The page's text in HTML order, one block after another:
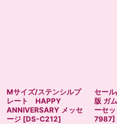
Mサイズ/ステンシルプ
レート HAPPY
ANNIVERSARY メッセ
ージ [DS-C212]
セー
版 ガ
ーセ
7987]